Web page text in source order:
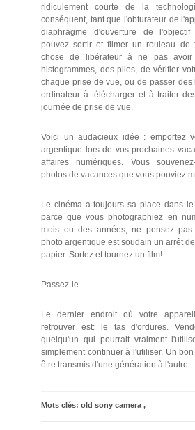
ridiculement courte de la
conséquent, tant que l'obturateur de
diaphragme d'ouverture de l'objectif
pouvez sortir et filmer un rouleau de
chose de libérateur à ne pas
histogrammes, des piles, de vérifier
chaque prise de vue, ou de passer des
ordinateur à télécharger et à traiter
journée de prise de vue.
Voici un audacieux idée : emportez
argentique lors de vos prochaines
affaires numériques. Vous
photos de vacances que vous pouviez
Le cinéma a toujours sa place dans
parce que vous photographiez en
mois ou des années, ne pensez
photo argentique est soudain un arrêt
papier. Sortez et tournez un film!
Passez-le
Le dernier endroit où votre
retrouver est: le tas d'ordures.
quelqu'un qui pourrait vraiment
simplement continuer à l'utiliser. Un
être transmis d'une génération à l'autre.
Mots clés: old sony camera ,